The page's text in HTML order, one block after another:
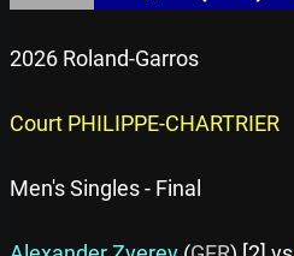
2026 Roland-Garros
Court PHILIPPE-CHARTRIER
Men's Singles - Final